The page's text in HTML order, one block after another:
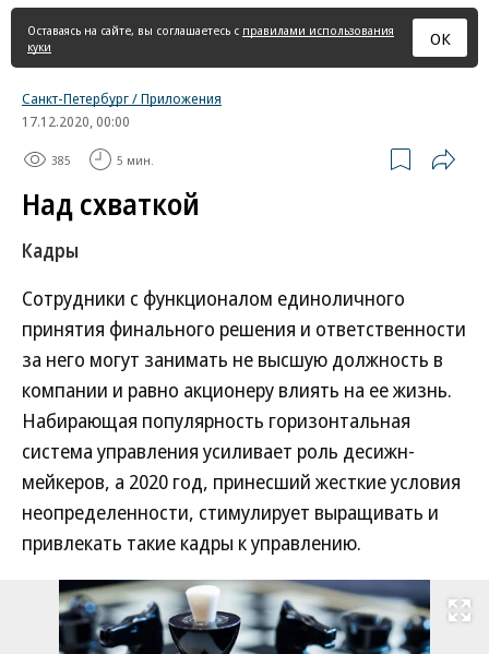
страница
Оставаясь на сайте, вы соглашаетесь с правилами использования
куки
ОК
Санкт-Петербург / Приложения
17.12.2020, 00:00
385 5 мин.
Над схваткой
Кадры
Сотрудники с функционалом единоличного
принятия финального решения и ответственности
за него могут занимать не высшую должность в
компании и равно акционеру влиять на ее жизнь.
Набирающая популярность горизонтальная
система управления усиливает роль десижн-
мейкеров, а 2020 год, принесший жесткие условия
неопределенности, стимулирует выращивать и
привлекать такие кадры к управлению.
Развернуть